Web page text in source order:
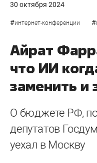
30 октября 2024
#интернет-конференции #
Айрат
что ИИ
заменить и
О бюджете РФ,
депутатов
уехал в Москву